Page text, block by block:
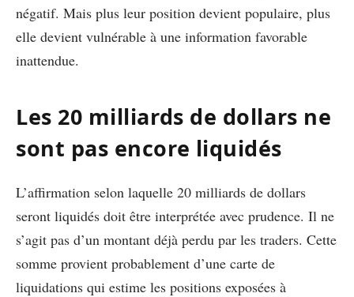
négatif. Mais plus leur position devient populaire, plus
elle devient vulnérable à une information favorable
inattendue.
Les 20 milliards de dollars ne
sont pas encore liquidés
L’affirmation selon laquelle 20 milliards de dollars
seront liquidés doit être interprétée avec prudence. Il ne
s’agit pas d’un montant déjà perdu par les traders. Cette
somme provient probablement d’une carte de
liquidations qui estime les positions exposées à